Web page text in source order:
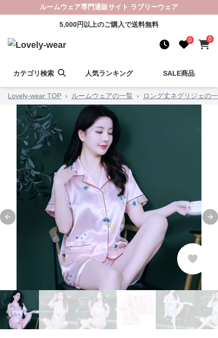
ルームウェア専門通販サイト ラブリーウェア
5,000円以上のご購入で送料無料
0 0
カテゴリ検索 人気ランキング SALE商品
Lovely-wear TOP › ルームウェアの一覧 › ロング丈ネグリジェの
Previous slide